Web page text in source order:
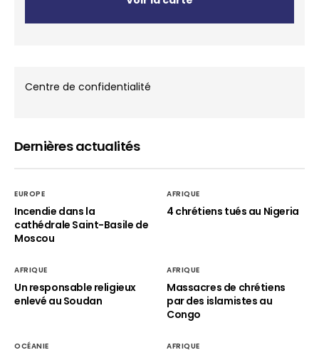
Centre de confidentialité
Dernières actualités
EUROPE
Incendie dans la
cathédrale Saint-Basile de
Moscou
AFRIQUE
4 chrétiens tués au Nigeria
AFRIQUE
Un responsable religieux
enlevé au Soudan
AFRIQUE
Massacres de chrétiens
par des islamistes au
Congo
OCÉANIE AFRIQUE